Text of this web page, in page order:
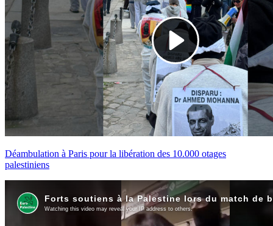
Déambulation à Paris pour la libération des 10.000 otages
palestiniens